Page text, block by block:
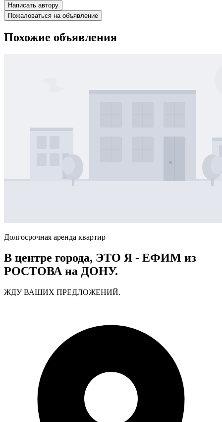
Написать автору
Пожаловаться на объявление
Похожие объявления
Долгосрочная аренда квартир
В центре города, ЭТО Я - ЕФИМ из
РОСТОВА на ДОНУ.
ЖДУ ВАШИХ ПРЕДЛОЖЕНИЙ.